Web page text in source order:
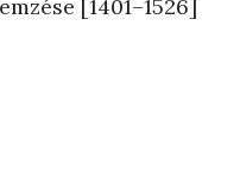
[1401–1526]